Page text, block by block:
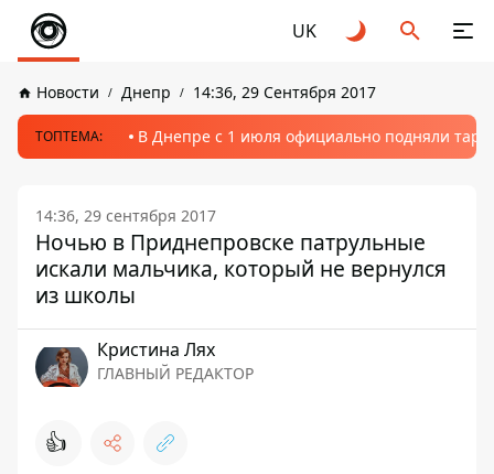
UK
Новости Днепр 14:36, 29 Сентября 2017
ТОПТЕМА: В Днепре с 1 июля официально подняли
14:36, 29 сентября 2017
Ночью в Приднепровске патрульные
искали мальчика, который не вернулся
из школы
Кристина Лях
ГЛАВНЫЙ РЕДАКТОР
👍